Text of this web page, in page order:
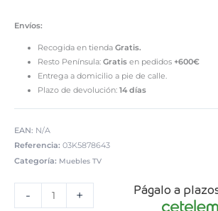
Envíos:
Recogida en tiendaGratis.
Resto Península: Gratisen pedidos +600€
Entrega a domicilio a pie de calle.
Plazo de devolución: 14 días
EAN: N/A
Referencia: 03K5878643
Categoría: Muebles TV
- + Págalo a